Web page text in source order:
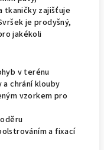
tkaničky zajišťuje
je prodyšný,
jakékoli
v terénu
a chrání klouby
vzorkem pro
a fixací